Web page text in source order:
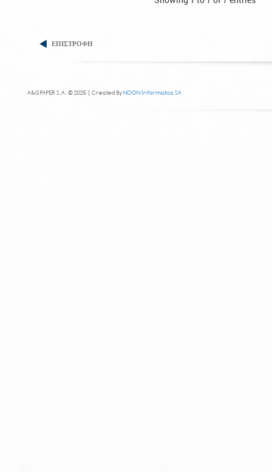
ΕΠΙΣΤΡΟΦΗ
A&G PAPER S.A. © 2025 | Created ByNOON Informatics SA